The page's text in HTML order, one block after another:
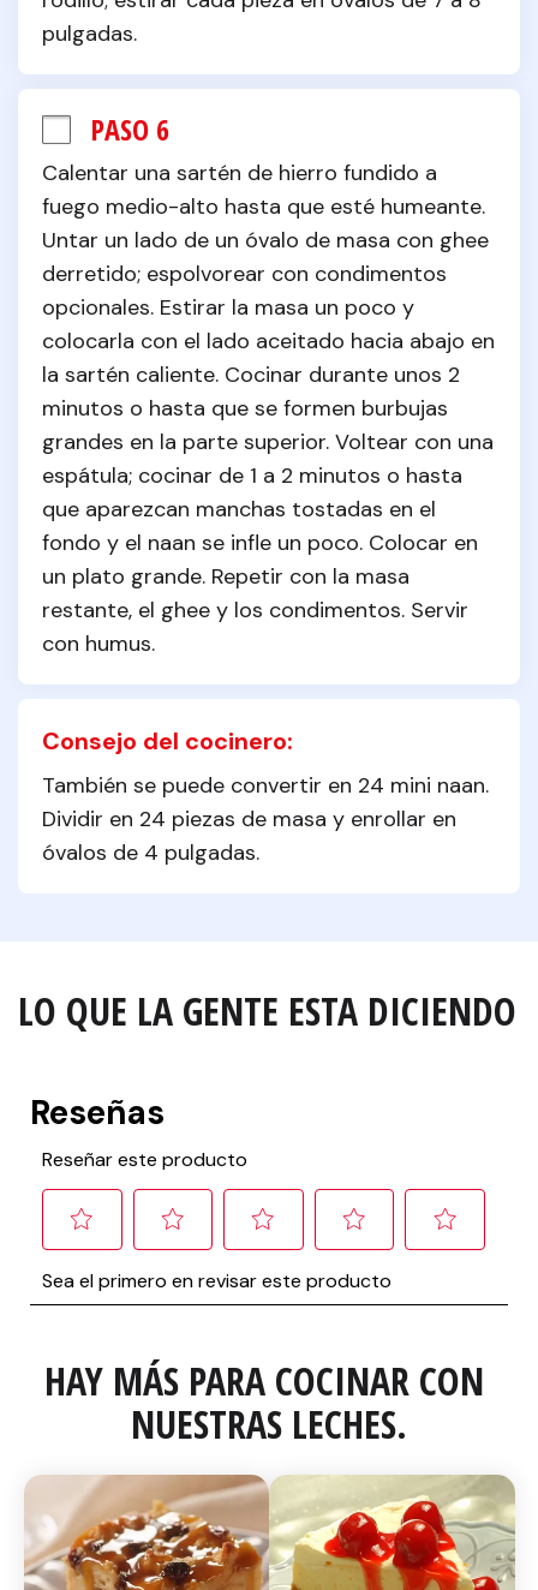
pulgadas.
PASO 6
Calentar una sartén de hierro fundido a
fuego medio-alto hasta que esté humeante.
Untar un lado de un óvalo de masa con ghee
derretido; espolvorear con condimentos
opcionales. Estirar la masa un poco y
colocarla con el lado aceitado hacia abajo en
la sartén caliente. Cocinar durante unos 2
minutos o hasta que se formen burbujas
grandes en la parte superior. Voltear con una
espátula; cocinar de 1 a 2 minutos o hasta
que aparezcan manchas tostadas en el
fondo y el naan se infle un poco. Colocar en
un plato grande. Repetir con la masa
restante, el ghee y los condimentos. Servir
con humus.
Consejo del cocinero:
También se puede convertir en 24 mini naan.
Dividir en 24 piezas de masa y enrollar en
óvalos de 4 pulgadas.
LO QUE LA GENTE ESTA DICIENDO
HAY MÁS PARA COCINAR CON
NUESTRAS LECHES.